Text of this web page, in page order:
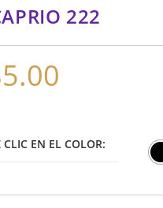
222
CLIC EN EL COLOR: